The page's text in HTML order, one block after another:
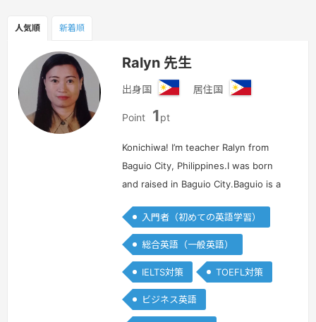
人気順 新着順
Ralyn 先生
出身国
ィ
ピ
ン
居住国
ピ
ン
Point 1pt
Konichiwa! I’m teacher Ralyn from
Baguio City, Philippines.I was born
and raised in Baguio City.Baguio is a
Benguet of Northern
Luzon,Philippines. Considered to be
the …続きを見る »
入門者（初めての英語学習）
総合英語（一般英語）
IELTS対策 TOEFL対策
ビジネス英語